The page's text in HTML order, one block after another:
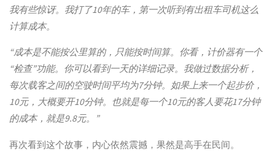
我有些惊讶。我打了10年的车，第一次听到有出租车司机这么
计算成本。
“成本是不能按公里算的，只能按时间算。你看，计价器有一个
“检查”功能。你可以看到一天的详细记录。我做过数据分析，
每次载客之间的空驶时间平均为7分钟。如果上来一个起步价，
10元，大概要开10分钟。也就是每一个10元的客人要花17分钟
的成本，就是9.8元。”
再次看到这个故事，内心依然震撼，果然是高手在民间。